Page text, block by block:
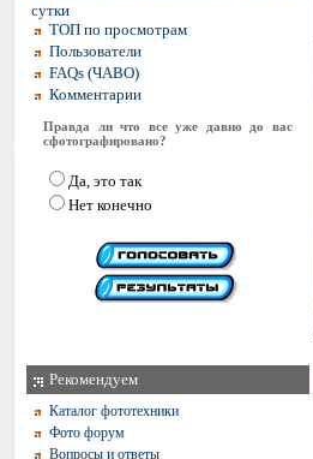
сутки
ТОП по просмотрам
Пользователи
FAQs (ЧАВО)
Комментарии
Правда ли что все уже давно до вас
сфотографировано?
Да, это так
Нет конечно
Рекомендуем
Каталог фототехники
Фото форум
Вопросы и ответы